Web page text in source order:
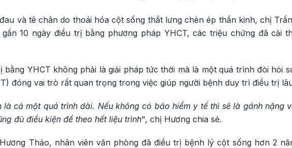
và tê chân do thoái hóa cột sống thắt lưng chèn ép thần kinh, chị
10 ngày điều trị bằng phương pháp YHCT, các triệu chứng đã cải
bằng YHCT không phải là giải pháp tức thời mà là một quá trình đòi hỏi
đóng vai trò rất quan trọng trong việc giúp người bệnh duy trì điều trị
cả một quá trình dài. Nếu không có bảo hiểm y tế thì sẽ là gánh nặng
đủ điều kiện để theo hết liệu trình", chị Hương chia sẻ.
Thảo, nhân viên văn phòng đã điều trị bệnh lý cột sống hơn 2